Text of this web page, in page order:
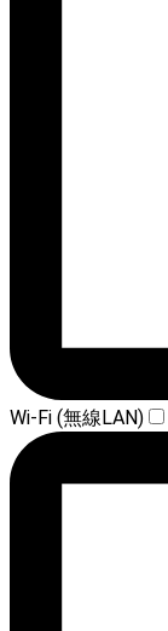
Wi-Fi (無線LAN)